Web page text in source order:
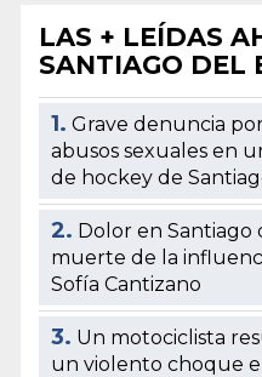
LAS + LEÍDAS
SANTIAGO DEL
1. Grave denuncia
abusos sexuales en
de hockey de
2. Dolor en Santiago
muerte de la
Sofía Cantizano
3. Un motociclista
un violento choque